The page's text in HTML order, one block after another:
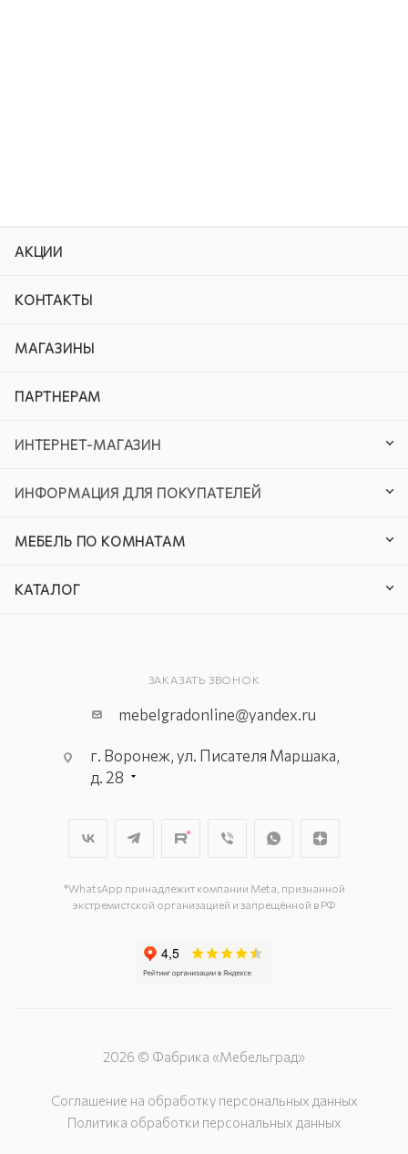
АКЦИИ
КОНТАКТЫ
МАГАЗИНЫ
ПАРТНЕРАМ
ИНТЕРНЕТ-МАГАЗИН
ИНФОРМАЦИЯ ДЛЯ ПОКУПАТЕЛЕЙ
МЕБЕЛЬ ПО КОМНАТАМ
КАТАЛОГ
ЗАКАЗАТЬ ЗВОНОК
mebelgradonline@yandex.ru
г. Воронеж, ул. Писателя Маршака,
д. 28
*WhatsApp принадлежит компании Meta, признанной
экстремистской организацией и запрещённой в РФ
2026 © Фабрика «Мебельград»
Соглашение на обработку персональных данных
Политика обработки персональных данных